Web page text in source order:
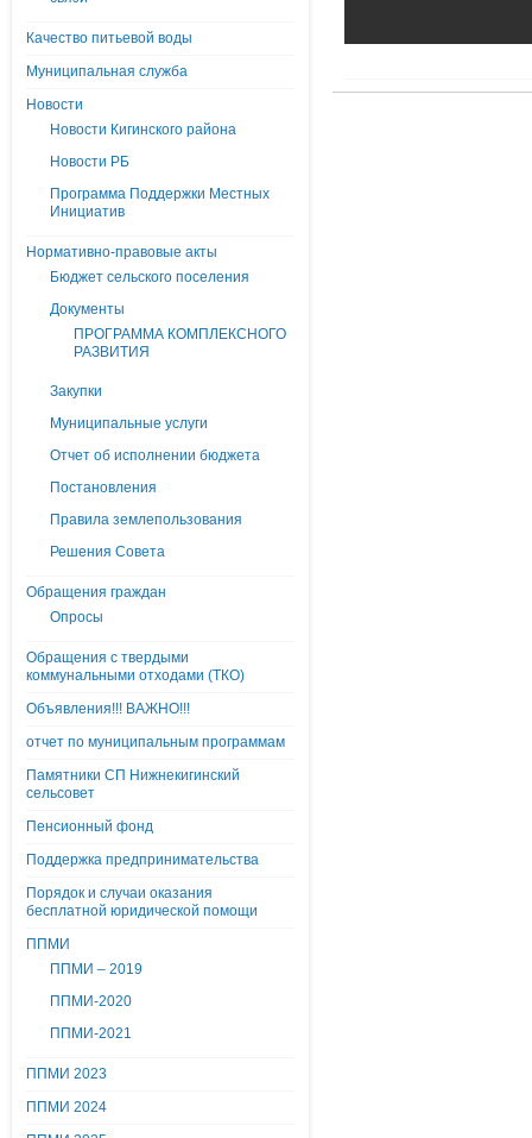
Качество питьевой воды
Муниципальная служба
Новости
Новости Кигинского района
Новости РБ
Программа Поддержки Местных
Инициатив
Нормативно-правовые акты
Бюджет сельского поселения
Документы
ПРОГРАММА КОМПЛЕКСНОГО
РАЗВИТИЯ
Закупки
Муниципальные услуги
Отчет об исполнении бюджета
Постановления
Правила землепользования
Решения Совета
Обращения граждан
Опросы
Обращения с твердыми
коммунальными отходами (ТКО)
Объявления!!! ВАЖНО!!!
отчет по муниципальным программам
Памятники СП Нижнекигинский
сельсовет
Пенсионный фонд
Поддержка предпринимательства
Порядок и случаи оказания
бесплатной юридической помощи
ППМИ
ППМИ – 2019
ППМИ-2020
ППМИ-2021
ППМИ 2023
ППМИ 2024